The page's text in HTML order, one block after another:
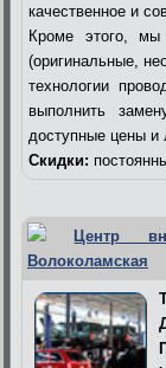
качественное и
Кроме этого, мы
(оригинальные,
технологии
выполнить
доступные цены и
Скидки:
Центр
Волоколамская